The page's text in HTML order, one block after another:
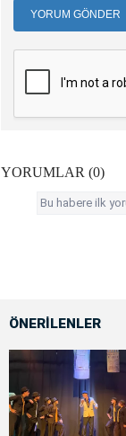
YORUM GÖNDER
YORUMLAR (0)
Bu habere ilk
ÖNERİLENLER